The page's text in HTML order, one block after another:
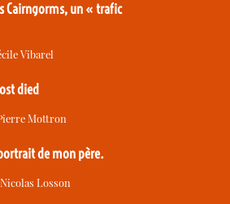
Cairngorms, un « trafic
Vibarel
died
Mottron
portrait de mon père.
Nicolas Losson